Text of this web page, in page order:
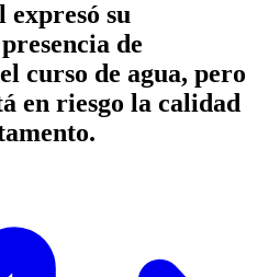
su
de
curso de agua, pero
en riesgo la calidad